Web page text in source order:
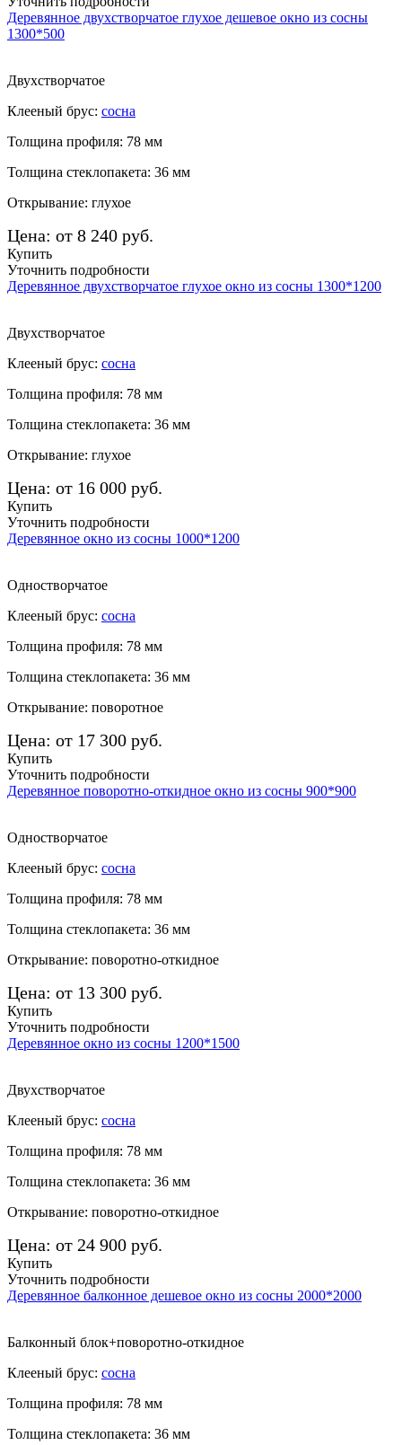
Деревянное двухстворчатое глухое дешевое окно из сосны
1300*500
Двухстворчатое
Клееный брус: сосна
Толщина профиля: 78 мм
Толщина стеклопакета: 36 мм
Открывание: глухое
Цена: от 8 240 руб.
Купить
Уточнить подробности
Деревянное двухстворчатое глухое окно из сосны 1300*1200
Двухстворчатое
Клееный брус: сосна
Толщина профиля: 78 мм
Толщина стеклопакета: 36 мм
Открывание: глухое
Цена: от 16 000 руб.
Купить
Уточнить подробности
Деревянное окно из сосны 1000*1200
Одностворчатое
Клееный брус: сосна
Толщина профиля: 78 мм
Толщина стеклопакета: 36 мм
Открывание: поворотное
Цена: от 17 300 руб.
Купить
Уточнить подробности
Деревянное поворотно-откидное окно из сосны 900*900
Одностворчатое
Клееный брус: сосна
Толщина профиля: 78 мм
Толщина стеклопакета: 36 мм
Открывание: поворотно-откидное
Цена: от 13 300 руб.
Купить
Уточнить подробности
Деревянное окно из сосны 1200*1500
Двухстворчатое
Клееный брус: сосна
Толщина профиля: 78 мм
Толщина стеклопакета: 36 мм
Открывание: поворотно-откидное
Цена: от 24 900 руб.
Купить
Уточнить подробности
Деревянное балконное дешевое окно из сосны 2000*2000
Балконный блок+поворотно-откидное
Клееный брус: сосна
Толщина профиля: 78 мм
Толщина стеклопакета: 36 мм